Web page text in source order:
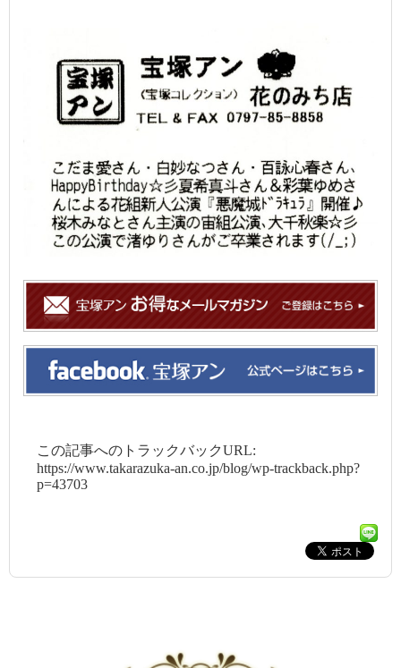
この記事へのトラックバックURL:
https://www.takarazuka-an.co.jp/blog/wp-trackback.php?
p=43703